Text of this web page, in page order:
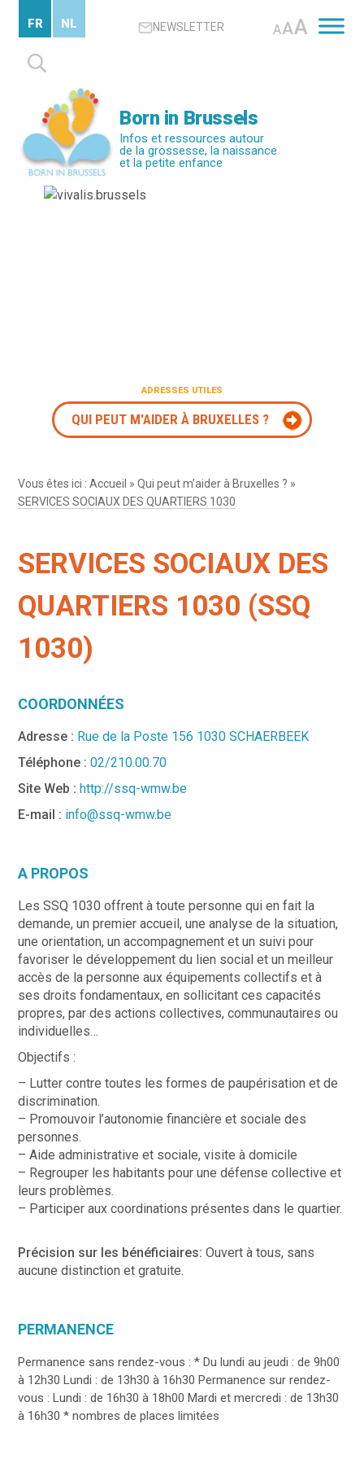
contenu
principal
NEWSLETTER AAA
Rechercher :
FR NL
Born in Brussels
Infos et ressources autour
de la grossesse, la naissance
et la petite enfance
ADRESSES UTILES
QUI PEUT M'AIDER À BRUXELLES ?
Vous êtes ici :Accueil »Qui peut m’aider à Bruxelles ? »
SERVICES SOCIAUX DES QUARTIERS 1030
SERVICES SOCIAUX DES
QUARTIERS 1030 (SSQ
1030)
COORDONNÉES
Adresse : Rue de la Poste 156 1030 SCHAERBEEK
Téléphone :02/210.00.70
Site Web : http://ssq-wmw.be
E-mail : info@ssq-wmw.be
A PROPOS
Les SSQ 1030 offrent à toute personne qui en fait la
demande, un premier accueil, une analyse de la situation,
une orientation, un accompagnement et un suivi pour
favoriser le développement du lien social et un meilleur
accès de la personne aux équipements collectifs et à
ses droits fondamentaux, en sollicitant ces capacités
propres, par des actions collectives, communautaires ou
individuelles…
Objectifs :
– Lutter contre toutes les formes de paupérisation et de
discrimination.
– Promouvoir l’autonomie financière et sociale des
personnes.
– Aide administrative et sociale, visite à domicile
– Regrouper les habitants pour une défense collective et
leurs problèmes.
– Participer aux coordinations présentes dans le quartier.
Précision sur les bénéficiaires:Ouvert à tous, sans
aucune distinction et gratuite.
PERMANENCE
Permanence sans rendez-vous : * Du lundi au jeudi : de 9h00
à 12h30 Lundi : de 13h30 à 16h30 Permanence sur rendez-
vous : Lundi : de 16h30 à 18h00 Mardi et mercredi : de 13h30
à 16h30 * nombres de places limitées